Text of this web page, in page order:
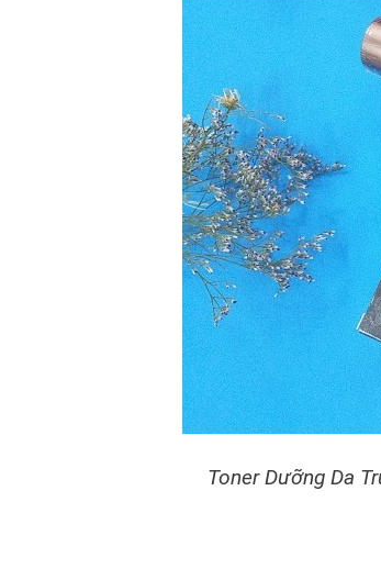
Toner Dưỡng Da